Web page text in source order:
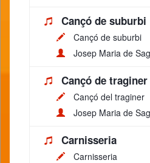
Cançó de suburbi
Cançó de suburbi
Josep Maria de
Cançó de traginer
Cançó del traginer
Josep Maria de
Carnisseria
Carnisseria